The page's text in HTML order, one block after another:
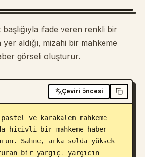
ifade veren renkli bir
aldığı, mizahi bir mahkeme
görseli oluşturur.
Çeviri öncesi
ve karakalem mahkeme
hicivli bir mahkeme haber
Sahne, arka solda yüksek
bir yargıç, yargıcın